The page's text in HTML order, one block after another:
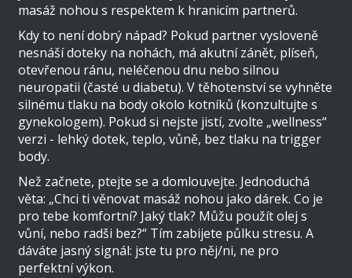
masáž nohou s respektem k hranicím partnerů.
Kdy to není dobrý nápad? Pokud partner vysloveně
nesnáší doteky na nohách, má akutní zánět, plíseň,
otevřenou ránu, neléčenou dnu nebo silnou
neuropatii (časté u diabetu). V těhotenství se vyhněte
silnému tlaku na body okolo kotníků (konzultujte s
gynekologem). Pokud si nejste jistí, zvolte „wellness“
verzi - lehký dotek, teplo, vůně, bez tlaku na trigger
body.
Než začnete, ptejte se a domlouvejte. Jednoduchá
věta: „Chci ti věnovat masáž nohou jako dárek. Co je
pro tebe komfortní? Jaký tlak? Můžu použít olej s
vůní, nebo radši bez?“ Tím zabijete půlku stresu. A
dáváte jasný signál: jste tu pro něj/ni, ne pro
perfektní výkon.